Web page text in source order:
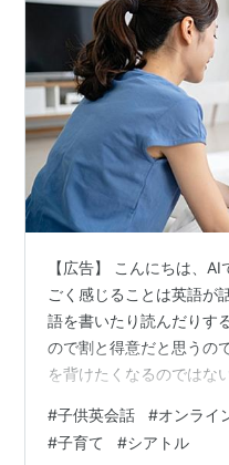
【広告】 こんにちは、
ごく感じることは英語が
語を書いたり読んだりす
ので割と得意だと思うの
を背けたくなるのではな
ることは将来ビジネスチ
お子さんが海外に移住す
#子供英会話 #オンライ
#子育て #シアトル